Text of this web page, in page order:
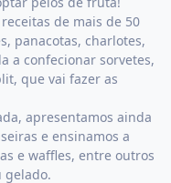
de mais de 50
panacotas, charlotes,
a confecionar sorvetes,
que vai fazer as
apresentamos ainda
e ensinamos a
e waffles, entre outros
gelado.